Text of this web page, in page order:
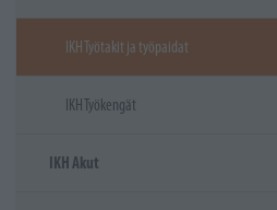
IKH Työtakit ja työpaidat
IKH Työkengät
IKH Akut